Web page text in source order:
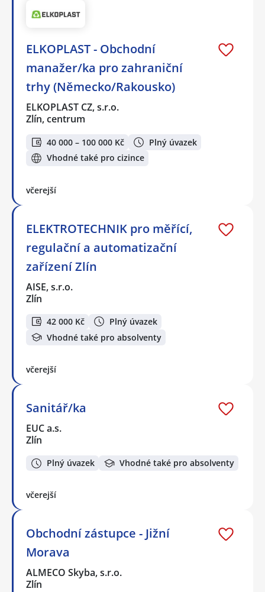
ELKOPLAST - Obchodní
manažer/ka pro zahraniční
trhy (Německo/Rakousko)
ELKOPLAST CZ, s.r.o.
Zlín, centrum
40 000 – 100 000 Kč
Plný úvazek
Vhodné také pro cizince
včerejší
ELEKTROTECHNIK pro měřící,
regulační a automatizační
zařízení Zlín
AISE, s.r.o.
Zlín
42 000 Kč
Plný úvazek
Vhodné také pro absolventy
včerejší
Sanitář/ka
EUC a.s.
Zlín
Plný úvazek Vhodné také pro absolventy
včerejší
Obchodní zástupce - Jižní
Morava
ALMECO Skyba, s.r.o.
Zlín